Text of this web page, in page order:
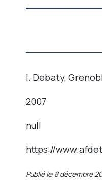
I. Debaty,
2007
null
https://
Publié le 8 décembre